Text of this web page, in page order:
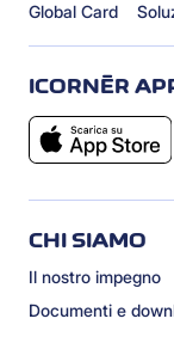
Global Card
ICORNÈR
CHI SIAMO
Il nostro impegno
Documenti e